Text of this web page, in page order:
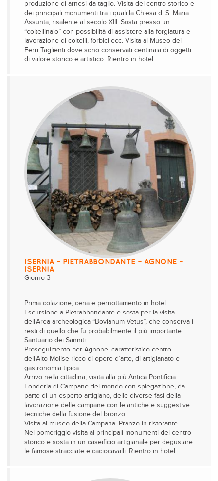
produzione di arnesi da taglio. Visita del centro storico e
dei principali monumenti tra i quali la Chiesa di S. Maria
Assunta, risalente al secolo XIII. Sosta presso un
“coltellinaio” con possibilità di assistere alla forgiatura e
lavorazione di coltelli, forbici ecc. Visita al Museo dei
Ferri Taglienti dove sono conservati centinaia di oggetti
di valore storico e artistico. Rientro in hotel.
ISERNIA – PIETRABBONDANTE – AGNONE –
ISERNIA
Giorno 3
Prima colazione, cena e pernottamento in hotel.
Escursione a Pietrabbondante e sosta per la visita
dell’Area archeologica “Bovianum Vetus”, che conserva i
resti di quello che fu probabilmente il più importante
Santuario dei Sanniti.
Proseguimento per Agnone, caratteristico centro
dell’Alto Molise ricco di opere d’arte, di artigianato e
gastronomia tipica.
Arrivo nella cittadina, visita alla più Antica Pontificia
Fonderia di Campane del mondo con spiegazione, da
parte di un esperto artigiano, delle diverse fasi della
lavorazione delle campane con le antiche e suggestive
tecniche della fusione del bronzo.
Visita al museo della Campana. Pranzo in ristorante.
Nel pomeriggio visita ai principali monumenti del centro
storico e sosta in un caseificio artigianale per degustare
le famose stracciate e caciocavalli. Rientro in hotel.